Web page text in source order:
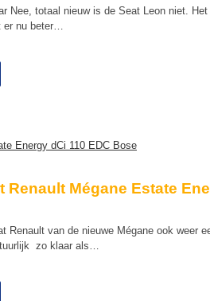
Nee, totaal nieuw is de Seat Leon niet.
er nu beter…
Renault Mégane Estate
Renault van de nieuwe Mégane ook weer
zo klaar als…